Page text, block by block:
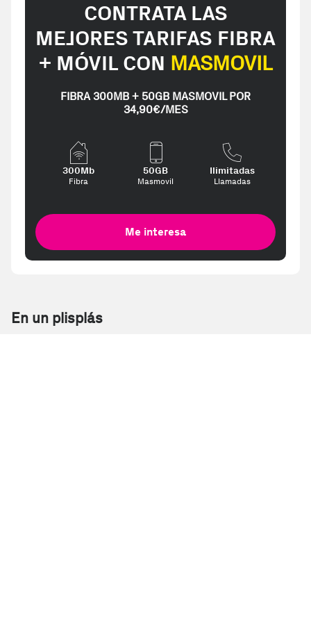
CONTRATA LAS
MEJORES TARIFAS FIBRA
+ MÓVIL CON MASMOVIL
FIBRA 300MB + 50GB MASMOVIL POR
34,90€/MES
300Mb
Fibra
50GB
Masmovil
Ilimitadas
Llamadas
Me interesa
En un plisplás